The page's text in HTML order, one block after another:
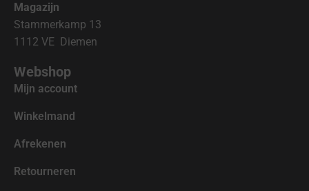
Magazijn
Stammerkamp 13
1112 VE Diemen
Webshop
Mijn account
Winkelmand
Afrekenen
Retourneren